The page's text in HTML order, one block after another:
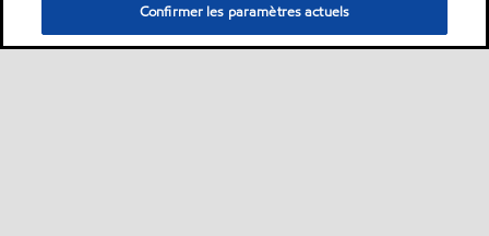
Confirmer les paramètres actuels